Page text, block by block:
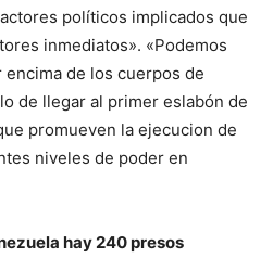
políticos implicados que
inmediatos». «Podemos
de los cuerpos de
de llegar al primer eslabón de
promueven la ejecucion de
niveles de poder en
hay 240 presos